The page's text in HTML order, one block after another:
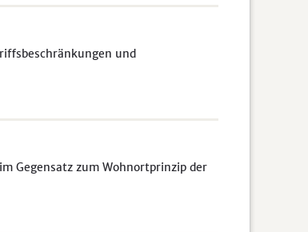
und
Gegensatz zum Wohnortprinzip der